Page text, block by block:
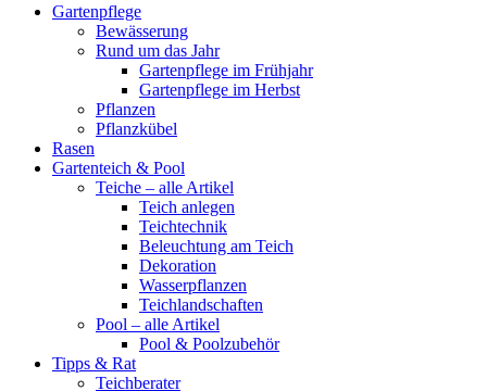
Gartenpflege
Bewässerung
Rund um das Jahr
Gartenpflege im Frühjahr
Gartenpflege im Herbst
Pflanzen
Pflanzkübel
Rasen
Gartenteich & Pool
Teiche – alle Artikel
Teich anlegen
Teichtechnik
Beleuchtung am Teich
Dekoration
Wasserpflanzen
Teichlandschaften
Pool – alle Artikel
Pool & Poolzubehör
Tipps & Rat
Teichberater